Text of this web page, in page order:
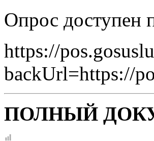
Опрос доступен
https://
backUrl=https://
ПОЛНЫЙ